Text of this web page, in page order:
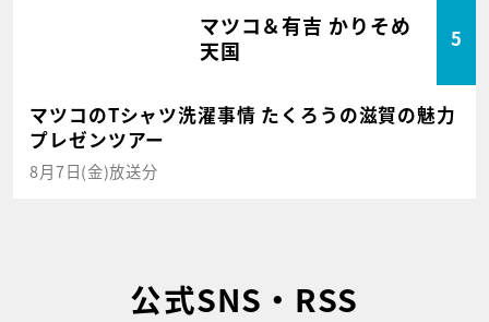
マツコ＆有吉 かりそめ
天国
5
マツコのTシャツ洗濯事情 たくろうの滋賀の魅力
プレゼンツアー
8月7日(金)放送分
公式SNS・RSS